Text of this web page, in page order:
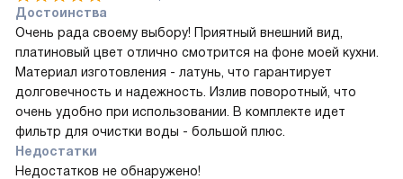
Достоинства
Очень рада своему выбору! Приятный внешний вид,
платиновый цвет отлично смотрится на фоне моей кухни.
Материал изготовления - латунь, что гарантирует
долговечность и надежность. Излив поворотный, что
очень удобно при использовании. В комплекте идет
фильтр для очистки воды - большой плюс.
Недостатки
Недостатков не обнаружено!